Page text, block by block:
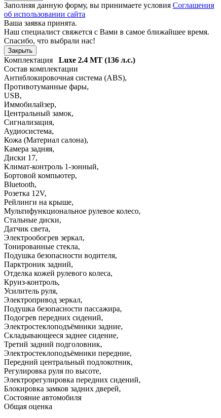
Заполняя данную форму, вы принимаете условия Соглашения
об использовании сайта
Ваша заявка принята.
Наш специалист свяжется с Вами в самое ближайшее время.
Спасибо, что выбрали нас!
Закрыть
Комплектация Luxe 2.4 MT (136 л.с.)
Состав комплектации
Антиблокировочная система (ABS),
Противотуманные фары,
USB,
Иммобилайзер,
Центральный замок,
Сигнализация,
Аудиосистема,
Кожа (Материал салона),
Камера задняя,
Диски 17,
Климат-контроль 1-зонный,
Бортовой компьютер,
Bluetooth,
Розетка 12V,
Рейлинги на крыше,
Мультифункциональное рулевое колесо,
Стальные диски,
Датчик света,
Электрообогрев зеркал,
Тонированные стекла,
Подушка безопасности водителя,
Парктроник задний,
Отделка кожей рулевого колеса,
Круиз-контроль,
Усилитель руля,
Электропривод зеркал,
Подушка безопасности пассажира,
Подогрев передних сидений,
Электростеклоподъёмники задние,
Складывающееся заднее сидение,
Третий задний подголовник,
Электростеклоподъёмники передние,
Передний центральный подлокотник,
Регулировка руля по высоте,
Электрорегулировка передних сидений,
Блокировка замков задних дверей,
Состояние автомобиля
Общая оценка